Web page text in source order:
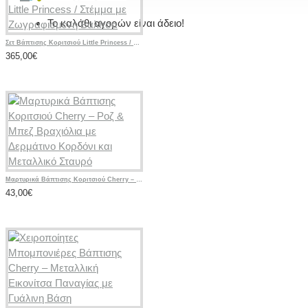
Το καλάθι αγορών είναι άδειο!
365,00€
43,00€